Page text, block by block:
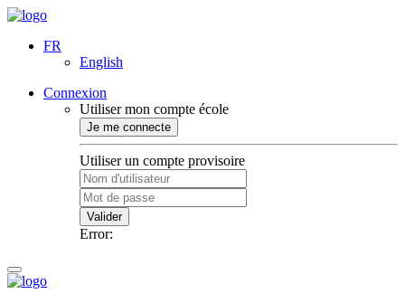
FR
English
Connexion
Utiliser mon compte école
Je me connecte
Utiliser un compte provisoire
Valider
Error: